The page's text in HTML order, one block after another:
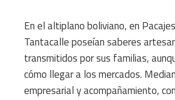
En el altiplano boliviano, en
Tantacalle poseían saberes
transmitidos por sus familias,
cómo llegar a los mercados.
empresarial y acompañamiento,